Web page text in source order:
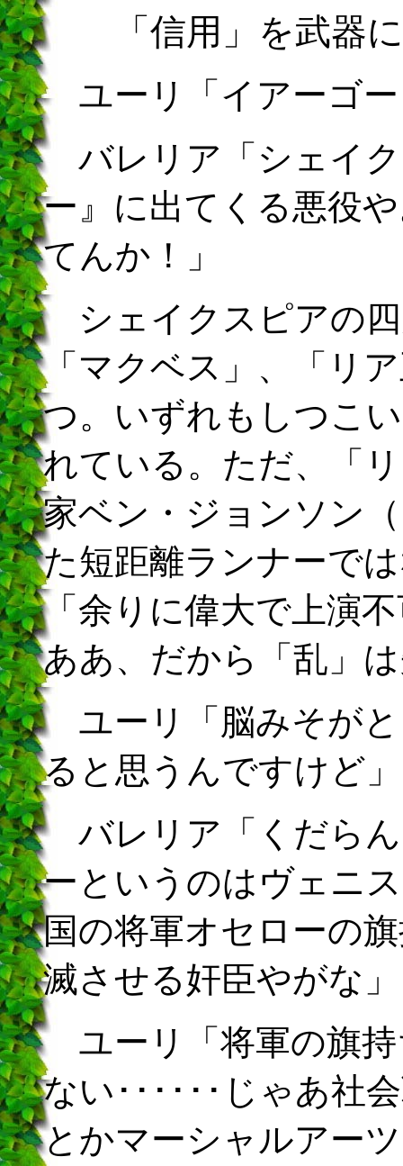
「信用」を武器
ユーリ「イアーゴー
バレリア「シェイク
ー』に出てくる悪役
てんか！」
シェイクスピアの四
「マクベス」、「リ
つ。いずれもしつこ
れている。ただ、「
家ベン・ジョンソン
た短距離ランナーで
「余りに偉大で上演
ああ、だから「乱」
ユーリ「脳みそがと
ると思うんですけど」
バレリア「くだらん
ーというのはヴェニ
国の将軍オセローの
滅させる奸臣やがな」
ユーリ「将軍の旗持
ない･･････じゃあ社
とかマーシャルアー